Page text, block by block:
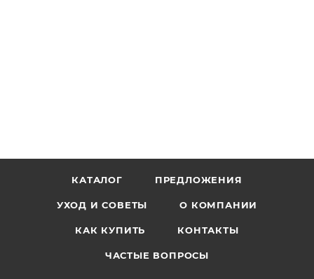
КАТАЛОГ ПРЕДЛОЖЕНИЯ
УХОД И СОВЕТЫ О КОМПАНИИ
КАК КУПИТЬ КОНТАКТЫ
ЧАСТЫЕ ВОПРОСЫ